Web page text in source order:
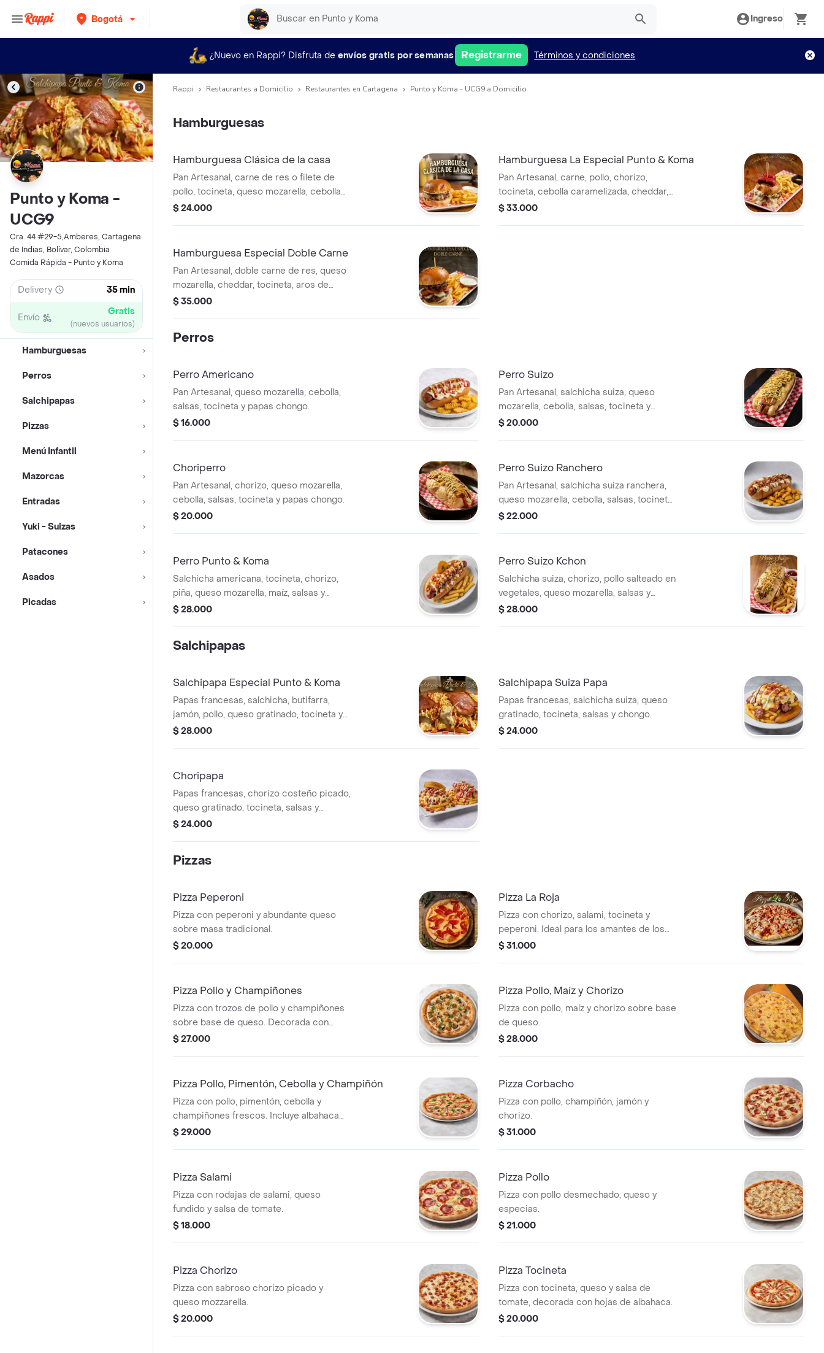
Bogotá Ingreso
¿Nuevo en Rappi? Disfruta de envíos gratis por semanas Registrarme Términos y condiciones
Punto y Koma -
UCG9
Cra. 44 #29-5,Amberes, Cartagena
de Indias, Bolívar, Colombia
Comida Rápida - Punto y Koma
Delivery 35 min
Envío Gratis
(nuevos usuarios)
Hamburguesas
Perros
Salchipapas
Pizzas
Menú Infantil
Mazorcas
Entradas
Yuki - Suizas
Patacones
Asados
Picadas
Rappi Restaurantes a Domicilio Restaurantes en Cartagena Punto y Koma - UCG9 a Domicilio
Hamburguesas
Hamburguesa Clásica de la casa
Pan Artesanal, carne de res o filete de
pollo, tocineta, queso mozarella, cebolla
caramelizada, cheddar y salsas. Con
$ 24.000
Hamburguesa La Especial Punto & Koma
Pan Artesanal, carne, pollo, chorizo,
tocineta, cebolla caramelizada, cheddar,
vegetales y salsas. Con papas.
$ 33.000
Hamburguesa Especial Doble Carne
Pan Artesanal, doble carne de res, queso
mozarella, cheddar, tocineta, aros de
cebolla y salsas. Con papas.
$ 35.000
Perros
Perro Americano
Pan Artesanal, queso mozarella, cebolla,
salsas, tocineta y papas chongo.
$ 16.000
Perro Suizo
Pan Artesanal, salchicha suiza, queso
mozarella, cebolla, salsas, tocineta y
papas chongo.
$ 20.000
Choriperro
Pan Artesanal, chorizo, queso mozarella,
cebolla, salsas, tocineta y papas chongo.
$ 20.000
Perro Suizo Ranchero
Pan Artesanal, salchicha suiza ranchera,
queso mozarella, cebolla, salsas, tocineta
y papas chongo.
$ 22.000
Perro Punto & Koma
Salchicha americana, tocineta, chorizo,
piña, queso mozarella, maíz, salsas y
chongo. Con papas francesas.
$ 28.000
Perro Suizo Kchon
Salchicha suiza, chorizo, pollo salteado en
vegetales, queso mozarella, salsas y
chongo. Con papas francesas.
$ 28.000
Salchipapas
Salchipapa Especial Punto & Koma
Papas francesas, salchicha, butifarra,
jamón, pollo, queso gratinado, tocineta y
chongo.
$ 28.000
Salchipapa Suiza Papa
Papas francesas, salchicha suiza, queso
gratinado, tocineta, salsas y chongo.
$ 24.000
Choripapa
Papas francesas, chorizo costeño picado,
queso gratinado, tocineta, salsas y
chongo.
$ 24.000
Pizzas
Pizza Peperoni
Pizza con peperoni y abundante queso
sobre masa tradicional.
$ 20.000
Pizza La Roja
Pizza con chorizo, salami, tocineta y
peperoni. Ideal para los amantes de los
embutidos.
$ 31.000
Pizza Pollo y Champiñones
Pizza con trozos de pollo y champiñones
sobre base de queso. Decorada con
perejil.
$ 27.000
Pizza Pollo, Maíz y Chorizo
Pizza con pollo, maíz y chorizo sobre base
de queso.
$ 28.000
Pizza Pollo, Pimentón, Cebolla y Champiñón
Pizza con pollo, pimentón, cebolla y
champiñones frescos. Incluye albahaca
visible.
$ 29.000
Pizza Corbacho
Pizza con pollo, champiñón, jamón y
chorizo.
$ 31.000
Pizza Salami
Pizza con rodajas de salami, queso
fundido y salsa de tomate.
$ 18.000
Pizza Pollo
Pizza con pollo desmechado, queso y
especias.
$ 21.000
Pizza Chorizo
Pizza con sabroso chorizo picado y
queso mozzarella.
$ 20.000
Pizza Tocineta
Pizza con tocineta, queso y salsa de
tomate, decorada con hojas de albahaca.
$ 20.000